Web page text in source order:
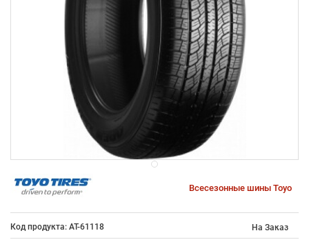
Всесезонные шины Toyo
Код продукта: AT-61118 На Заказ